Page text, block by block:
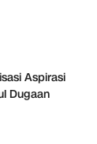
Aspirasi
Dugaan